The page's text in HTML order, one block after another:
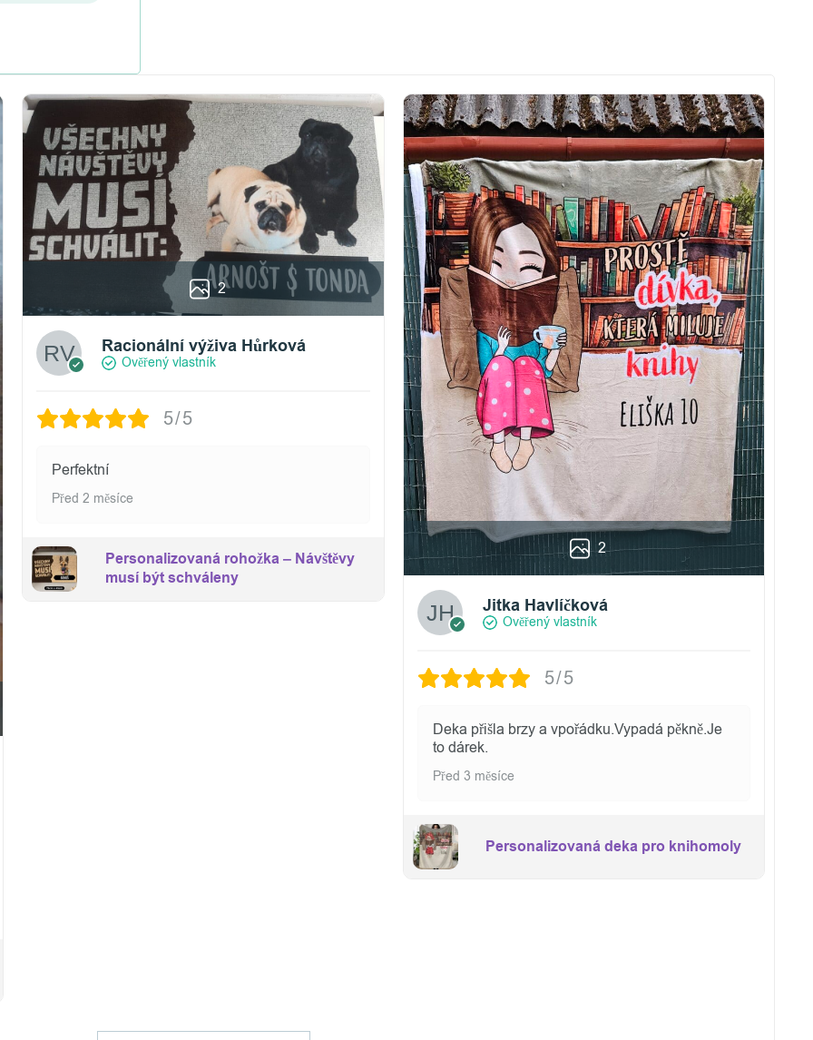
2
Racionální výživa Hůrková
Ověřený vlastník
5/5
Perfektní
Před 2 měsíce
Personalizovaná rohožka – Návštěvy
musí být schváleny
2
Jitka Havlíčková
Ověřený vlastník
5/5
Deka přišla brzy a vpořádku.Vypadá pěkně.Je
to dárek.
Před 3 měsíce
Personalizovaná deka pro knihomoly